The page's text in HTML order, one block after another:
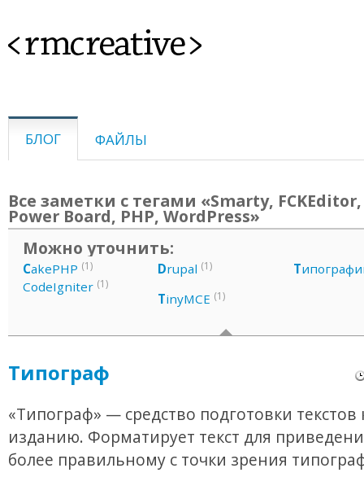
<rmcreative>
БЛОГ ФАЙЛЫ
Все заметки с тегами «Smarty,
Power Board, PHP, WordPress»
Можно уточнить:
CakePHP (1)
CodeIgniter (1)
Drupal (1)
TinyMCE (1)
Т
Типограф
«Типограф» — средство подготовки текстов
изданию. Форматирует текст для
более правильному с точки зрения